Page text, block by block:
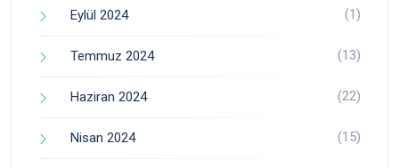
Eylül 2024 (1)
Temmuz 2024 (13)
Haziran 2024 (22)
Nisan 2024 (15)